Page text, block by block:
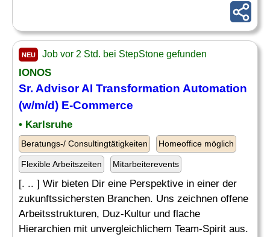
NEU Job vor 2 Std. bei StepStone gefunden
IONOS
Sr. Advisor AI Transformation Automation
(w/m/d) E-Commerce
• Karlsruhe
Beratungs-/ Consultingtätigkeiten Homeoffice möglich
Flexible Arbeitszeiten Mitarbeiterevents
[. .. ] Wir bieten Dir eine Perspektive in einer der
zukunftssichersten Branchen. Uns zeichnen offene
Arbeitsstrukturen, Duz-Kultur und flache
Hierarchien mit unvergleichlichem Team-Spirit aus.